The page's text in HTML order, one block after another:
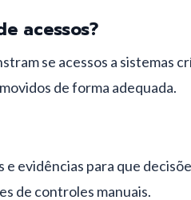
acessos?
se acessos a sistemas
de forma adequada.
evidências para que
de controles manuais.